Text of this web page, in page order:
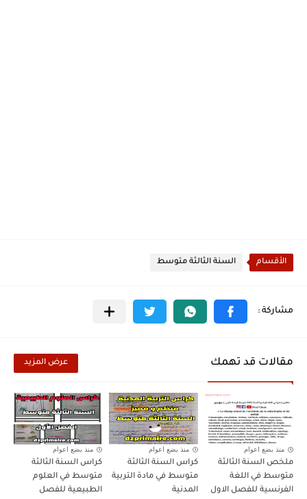
الأقسام السنة الثالثة متوسط
مقالات قد تهمك عرض المزيد
منذ بضع اعوام
ملخص السنة الثالثة
متوسط في اللغة
الفرنسية للفصل الاول
منذ بضع اعوام
كراس السنة الثالثة
متوسط في مادة التربية
المدنية
منذ بضع اعوام
كراس السنة الثالثة
متوسط في العلوم
الطبيعية للفصل